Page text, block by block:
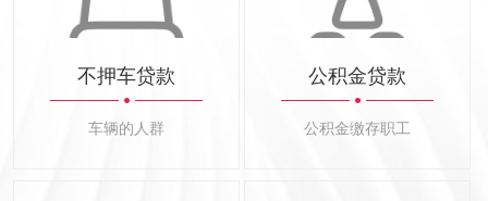
不押车贷款
车辆的人群
公积金贷款
公积金缴存职工